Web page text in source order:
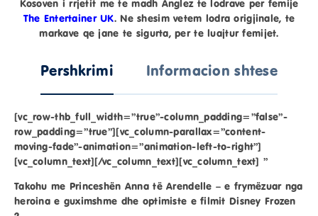
Kosoven i rrjetit me te madh Anglez te lodrave per femije
The Entertainer UK. Ne shesim vetem lodra origjinale, te
markave qe jane te sigurta, per te luajtur femijet.
Pershkrimi Informacion shtese
[vc_row-thb_full_width=”true”-column_padding=”false”-
row_padding=”true”][vc_column-parallax=”content-
moving-fade”-animation=”animation-left-to-right”]
[vc_column_text][/vc_column_text][vc_column_text] ”
Takohu me Princeshën Anna të Arendelle – e frymëzuar nga
heroina e guximshme dhe optimiste e filmit Disney Frozen